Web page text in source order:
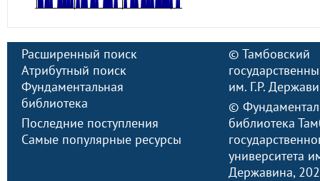
Расширенный поиск
Атрибутный поиск
Фундаментальная
библиотека
Последние поступления
Самые популярные ресурсы
© Тамбовский
им. Г.Р.
©
библиотека
университета
Державина,